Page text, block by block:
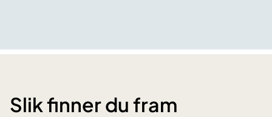
Slik finner du fram